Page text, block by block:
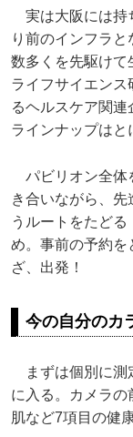
実は大阪には持
り前のインフラ
数多くを先駆けて
ライフサイエンス
るヘルスケア関
ラインナップはと
パビリオン全体
き合いながら、
うルートをたど
め。事前の予約を
ざ、出発！
今の自分のカ
まずは個別に測
に入る。カメラの
肌など7項目の健